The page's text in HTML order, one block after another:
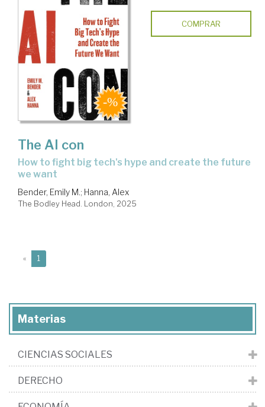
COMPRAR
The AI con
how to fight big tech's hype and create the future
we want
Bender, Emily M.; Hanna, Alex
The Bodley Head. London, 2025
« 1
Materias
CIENCIAS SOCIALES
DERECHO